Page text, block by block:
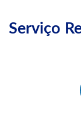
Serviço